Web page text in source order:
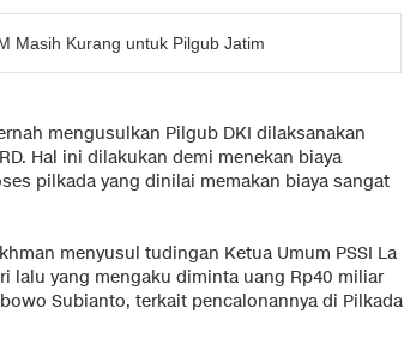
Masih Kurang untuk Pilgub Jatim
mengusulkan Pilgub DKI dilaksanakan
Hal ini dilakukan demi menekan biaya
pilkada yang dinilai memakan biaya sangat
menyusul tudingan Ketua Umum PSSI La
lalu yang mengaku diminta uang Rp40 miliar
Subianto, terkait pencalonannya di Pilkada